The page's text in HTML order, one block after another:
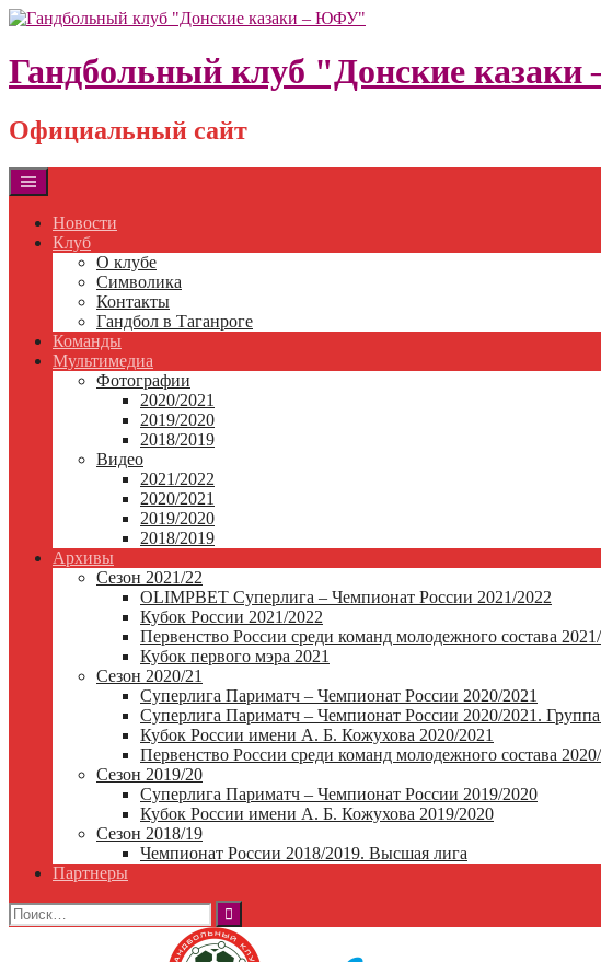
Skip
content
Гандбольный клуб "Донские
Официальный сайт
Новости
Клуб
О клубе
Символика
Контакты
Гандбол в Таганроге
Команды
Мультимедиа
Фотографии
2020/2021
2019/2020
2018/2019
Видео
2021/2022
2020/2021
2019/2020
2018/2019
Архивы
Сезон 2021/22
OLIMPBET Суперлига – Чемпионат России 2021/2022
Кубок России 2021/2022
Первенство России среди команд молодежного состава
Кубок первого мэра 2021
Сезон 2020/21
Суперлига Париматч – Чемпионат России 2020/2021
Суперлига Париматч – Чемпионат России 2020/2021.
Кубок России имени А. Б. Кожухова 2020/2021
Первенство России среди команд молодежного состава
Сезон 2019/20
Суперлига Париматч – Чемпионат России 2019/2020
Кубок России имени А. Б. Кожухова 2019/2020
Сезон 2018/19
Чемпионат России 2018/2019. Высшая лига
Партнеры
Найти: